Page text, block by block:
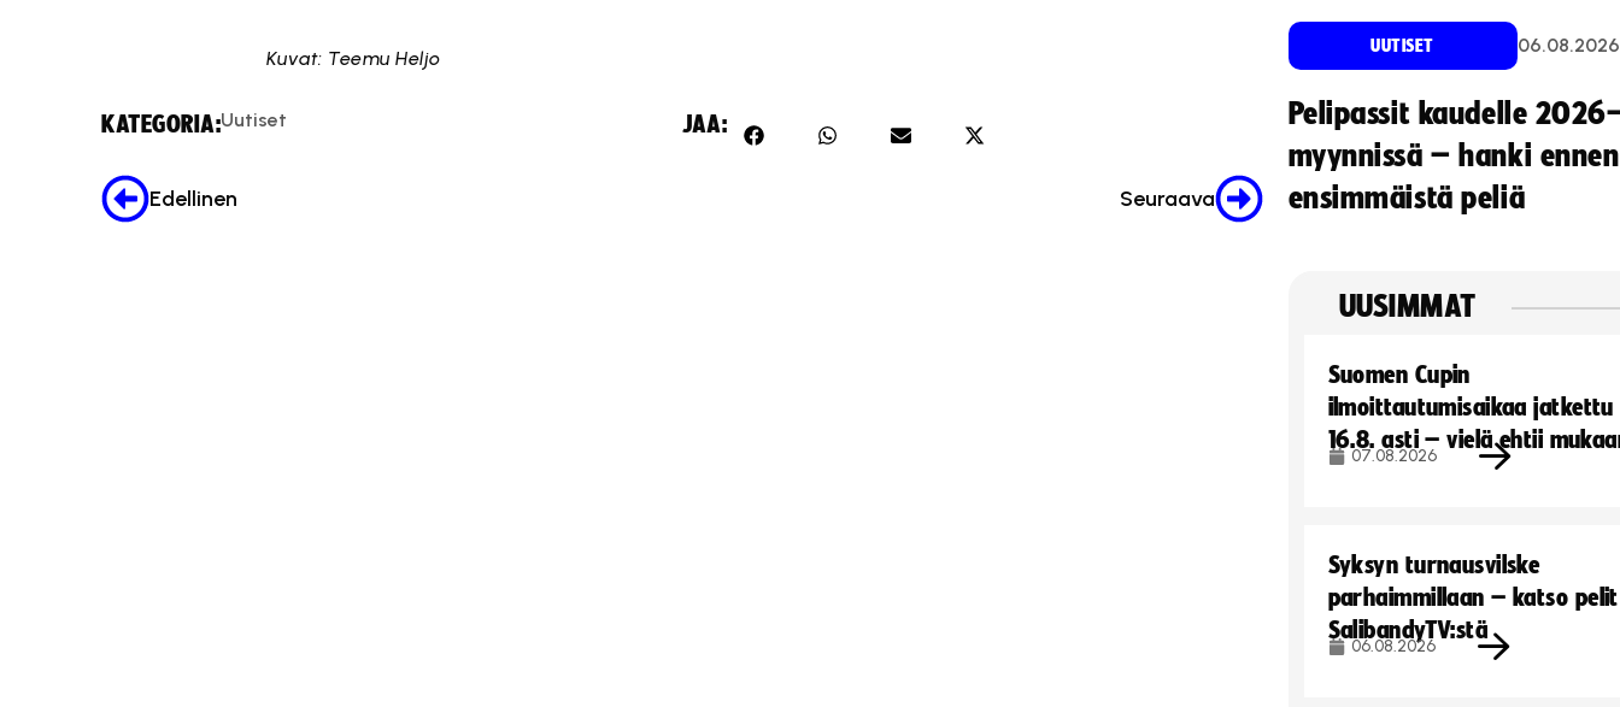
Kuvat: Teemu Heljo
KATEGORIA:Uutiset JAA:
Edellinen Seuraava
UUTISET 06.08.2026
Pelipassit kaudelle
myynnissä – hanki ennen
ensimmäistä peliä
UUSIMMAT
Suomen Cupin
ilmoittautumisaikaa jatkettu
16.8. asti – vielä ehtii
07.08.2026
Syksyn turnausvilske
parhaimmillaan – katso pelit
SalibandyTV:stä
06.08.2026